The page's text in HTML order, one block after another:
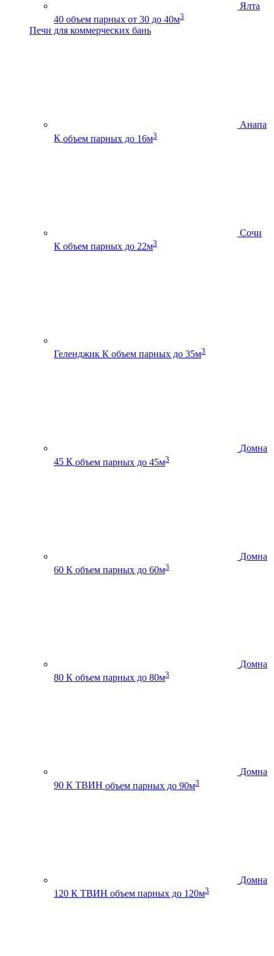
Ялта
40 объем парных от 30 до 40м3
Печи для коммерческих бань
Анапа
К объем парных до 16м3
Сочи
К объем парных до 22м3
Геленджик К объем парных до 35м3
Домна
45 К объем парных до 45м3
Домна
60 К объем парных до 60м3
Домна
80 К объем парных до 80м3
Домна
90 К ТВИН объем парных до 90м3
Домна
120 К ТВИН объем парных до 120м3